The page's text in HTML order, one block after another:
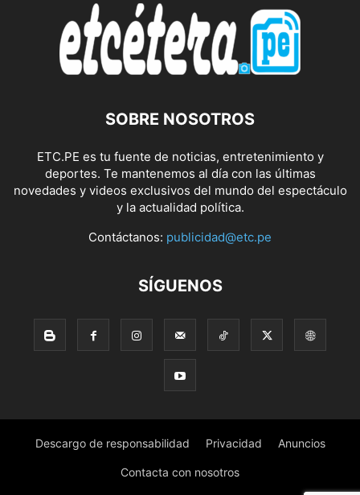
SOBRE NOSOTROS
ETC.PE es tu fuente de noticias, entretenimiento y
deportes. Te mantenemos al día con las últimas
novedades y videos exclusivos del mundo del espectáculo
y la actualidad política.
Contáctanos: publicidad@etc.pe
SÍGUENOS
Descargo de responsabilidad Privacidad Anuncios
Contacta con nosotros